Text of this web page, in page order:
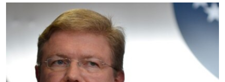
ՊԱՏԵՐԱԶՄԻ 6 ՇԱԲԱԹՆԵՐԸ
ՏԱՐԱԾԱՇՐՋԱՆ
ՄԻՋԱԶԳԱՅԻՆ
ՄՇԱԿՈՒՅԹ